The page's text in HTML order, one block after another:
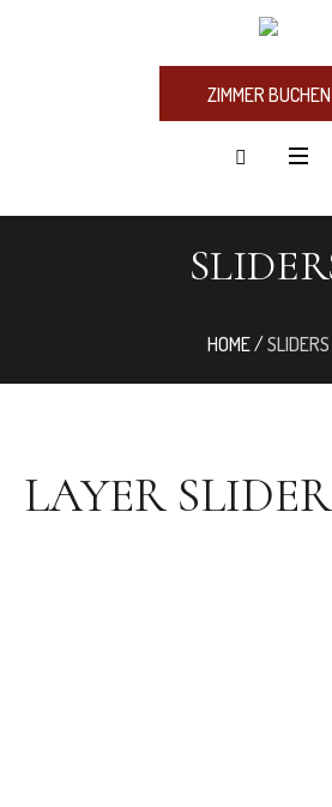
ZIMMER BUCHEN
HOME/SLIDERS
LAYER SLIDER